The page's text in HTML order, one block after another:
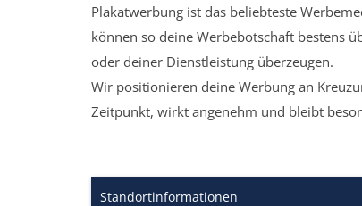
Plakatwerbung ist das beliebteste
können so deine Werbebotschaft bestens
oder deiner Dienstleistung überzeugen.
Wir positionieren deine Werbung an
Zeitpunkt, wirkt angenehm und bleibt
Standortinformationen